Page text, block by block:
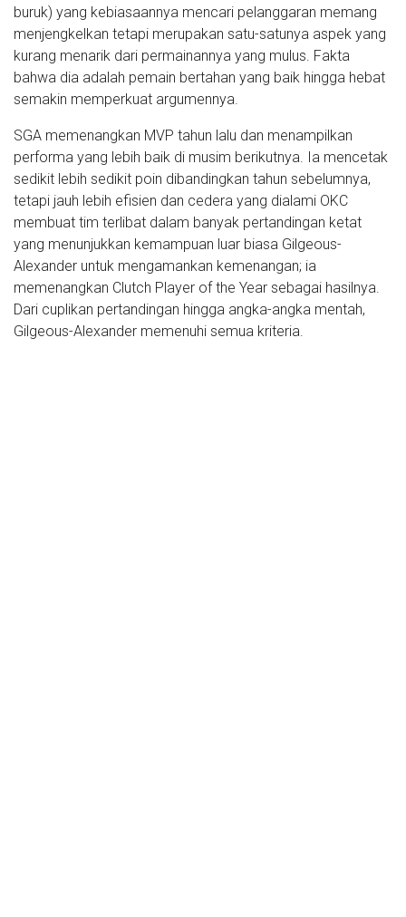
buruk) yang kebiasaannya mencari pelanggaran memang
menjengkelkan tetapi merupakan satu-satunya aspek yang
kurang menarik dari permainannya yang mulus. Fakta
bahwa dia adalah pemain bertahan yang baik hingga hebat
semakin memperkuat argumennya.
SGA memenangkan MVP tahun lalu dan menampilkan
performa yang lebih baik di musim berikutnya. Ia mencetak
sedikit lebih sedikit poin dibandingkan tahun sebelumnya,
tetapi jauh lebih efisien dan cedera yang dialami OKC
membuat tim terlibat dalam banyak pertandingan ketat
yang menunjukkan kemampuan luar biasa Gilgeous-
Alexander untuk mengamankan kemenangan; ia
memenangkan Clutch Player of the Year sebagai hasilnya.
Dari cuplikan pertandingan hingga angka-angka mentah,
Gilgeous-Alexander memenuhi semua kriteria.